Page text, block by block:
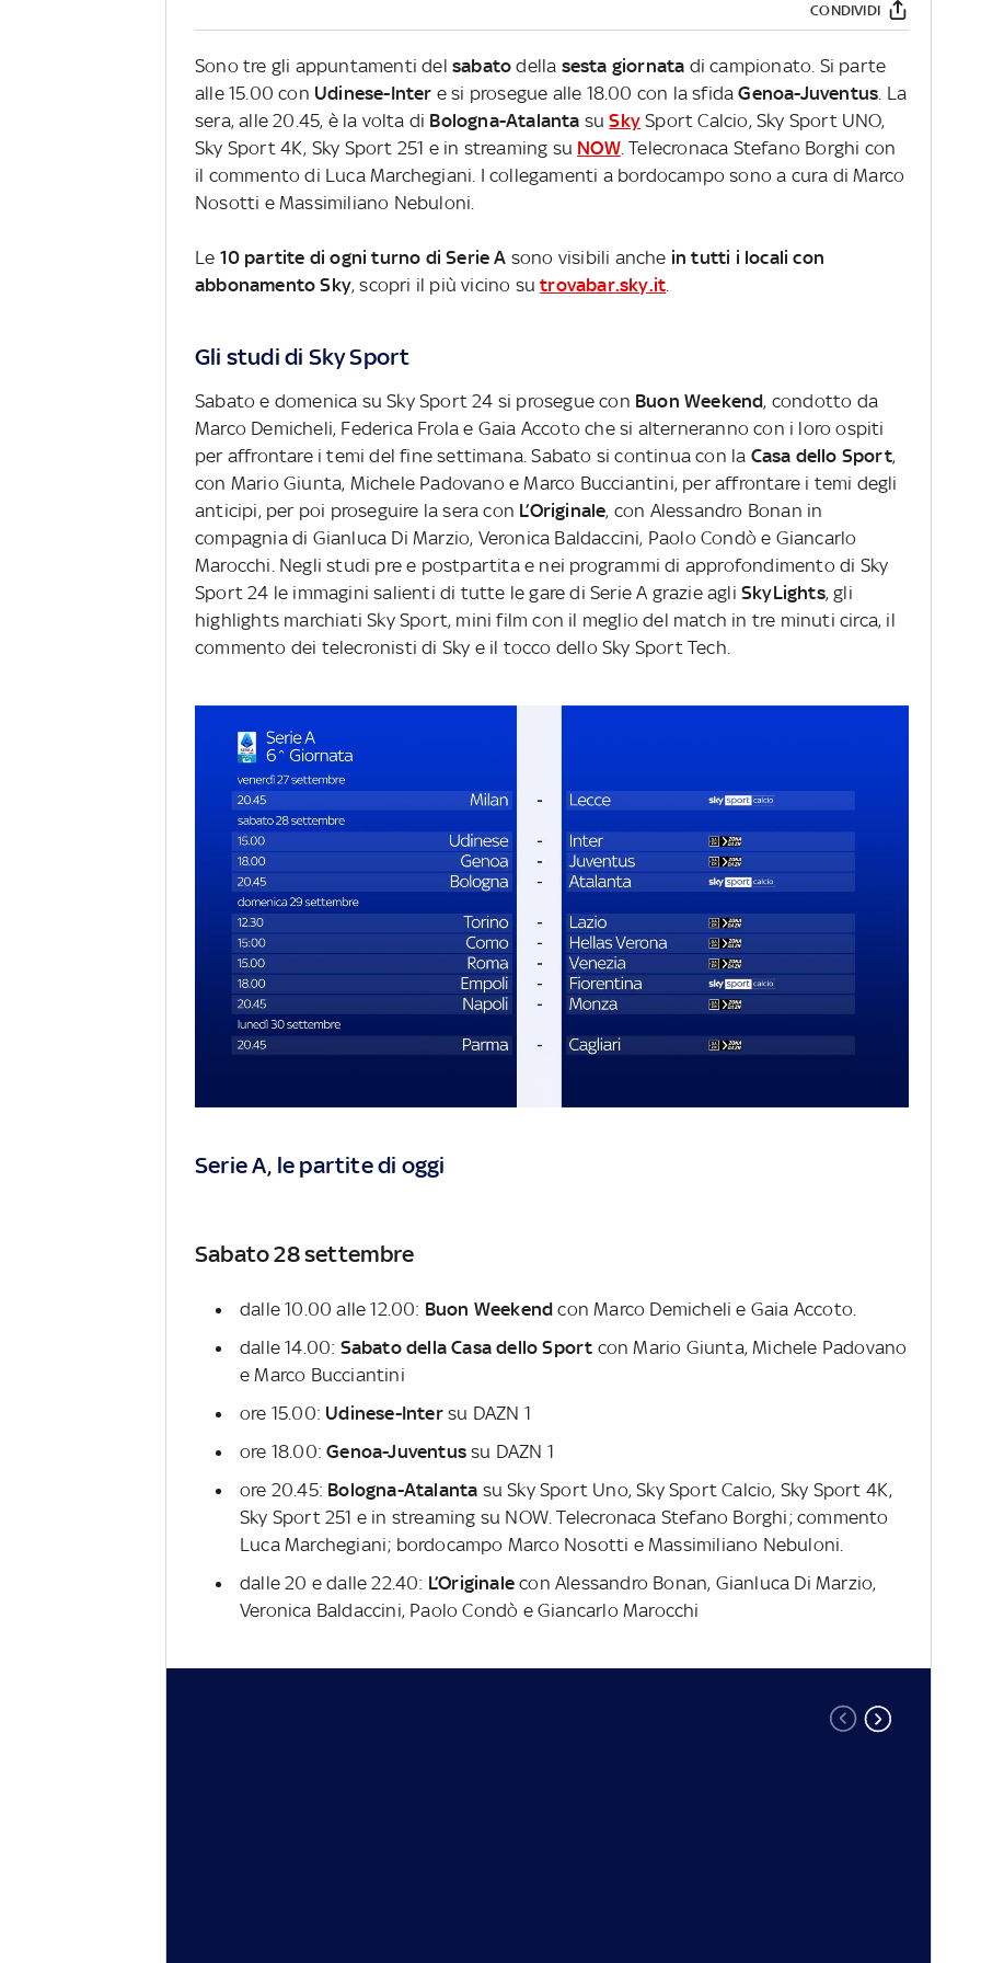
CONDIVIDI
Sono tre gli appuntamenti del sabatodella sesta giornata di campionato. Si parte
alle 15.00 con Udinese-Inter e si prosegue alle 18.00 con la sfidaGenoa-Juventus. La
sera, alle 20.45, è la volta di Bologna-Atalanta suSky Sport Calcio, Sky Sport UNO,
Sky Sport 4K, Sky Sport 251 e in streaming su NOW. Telecronaca Stefano Borghi con
il commento di Luca Marchegiani. I collegamenti a bordocampo sono a cura di Marco
Nosotti e Massimiliano Nebuloni.
Le 10 partite di ogni turno di Serie A sono visibili anche in tutti i locali con
abbonamento Sky, scopri il più vicino sutrovabar.sky.it.
Gli studi di Sky Sport
Sabato e domenica su Sky Sport 24 si prosegue con Buon Weekend, condotto da
Marco Demicheli, Federica Frola e Gaia Accoto che si alterneranno con i loro ospiti
per affrontare i temi del fine settimana. Sabato si continua con la Casa dello Sport,
con Mario Giunta, Michele Padovano e Marco Bucciantini, per affrontare i temi degli
anticipi, per poi proseguire la sera con L’Originale, con Alessandro Bonan in
compagnia di Gianluca Di Marzio, Veronica Baldaccini, Paolo Condò e Giancarlo
Marocchi. Negli studi pre e postpartita e nei programmi di approfondimento di Sky
Sport 24 le immagini salienti di tutte le gare di Serie A grazie agli SkyLights, gli
highlights marchiati Sky Sport, mini film con il meglio del match in tre minuti circa, il
commento dei telecronisti di Sky e il tocco dello Sky Sport Tech.
Serie A, le partite di oggi
Sabato 28 settembre
dalle 10.00 alle 12.00: Buon Weekendcon Marco Demicheli e Gaia Accoto.
dalle 14.00: Sabato della Casa dello Sport con Mario Giunta, Michele Padovano
e Marco Bucciantini
ore 15.00: Udinese-Intersu DAZN 1
ore 18.00:Genoa-Juventus su DAZN 1
ore 20.45: Bologna-Atalanta su Sky Sport Uno, Sky Sport Calcio, Sky Sport 4K,
Sky Sport 251 e in streaming su NOW. Telecronaca Stefano Borghi; commento
Luca Marchegiani; bordocampo Marco Nosotti e Massimiliano Nebuloni.
dalle 20 e dalle 22.40: L’Originale con Alessandro Bonan, Gianluca Di Marzio,
Veronica Baldaccini, Paolo Condò e Giancarlo Marocchi